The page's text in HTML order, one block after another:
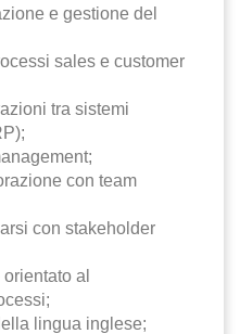
e gestione del
sales e customer
tra sistemi
con team
con stakeholder
al
lingua inglese;